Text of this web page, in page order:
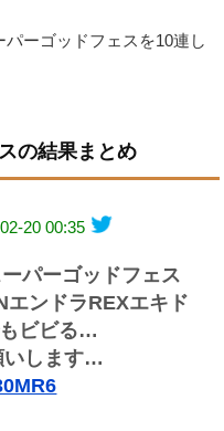
ーゴッドフェスを10連し
の結果まとめ
20 00:35
パーゴッドフェス
エンドラREXエキド
ビビる…
いします…